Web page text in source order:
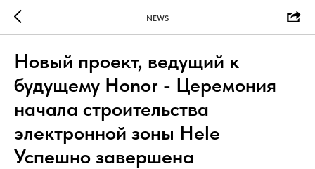
NEWS
Новый проект, ведущий к
будущему Honor - Церемония
начала строительства
электронной зоны Hele
Успешно завершена